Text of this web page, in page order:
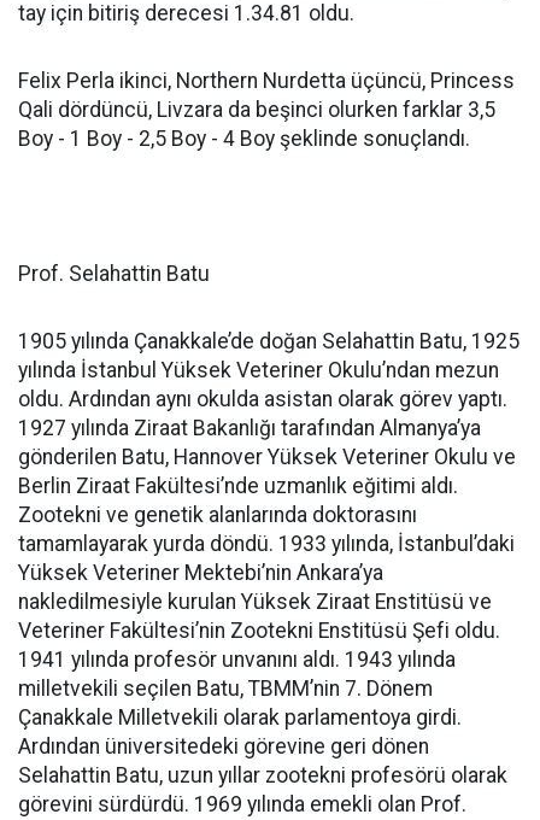
tay için bitiriş derecesi 1.34.81 oldu.
Felix Perla ikinci, Northern Nurdetta üçüncü, Princess
Qali dördüncü, Livzara da beşinci olurken farklar 3,5
Boy - 1 Boy - 2,5 Boy - 4 Boy şeklinde sonuçlandı.
Prof. Selahattin Batu
1905 yılında Çanakkale’de doğan Selahattin Batu, 1925
yılında İstanbul Yüksek Veteriner Okulu’ndan mezun
oldu. Ardından aynı okulda asistan olarak görev yaptı.
1927 yılında Ziraat Bakanlığı tarafından Almanya’ya
gönderilen Batu, Hannover Yüksek Veteriner Okulu ve
Berlin Ziraat Fakültesi’nde uzmanlık eğitimi aldı.
Zootekni ve genetik alanlarında doktorasını
tamamlayarak yurda döndü. 1933 yılında, İstanbul’daki
Yüksek Veteriner Mektebi’nin Ankara’ya
nakledilmesiyle kurulan Yüksek Ziraat Enstitüsü ve
Veteriner Fakültesi’nin Zootekni Enstitüsü Şefi oldu.
1941 yılında profesör unvanını aldı. 1943 yılında
milletvekili seçilen Batu, TBMM’nin 7. Dönem
Çanakkale Milletvekili olarak parlamentoya girdi.
Ardından üniversitedeki görevine geri dönen
Selahattin Batu, uzun yıllar zootekni profesörü olarak
görevini sürdürdü. 1969 yılında emekli olan Prof.